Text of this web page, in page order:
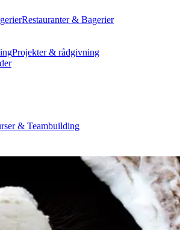
& Teambuilding
Restauranter & Bagerier
Projekter & rådgivning